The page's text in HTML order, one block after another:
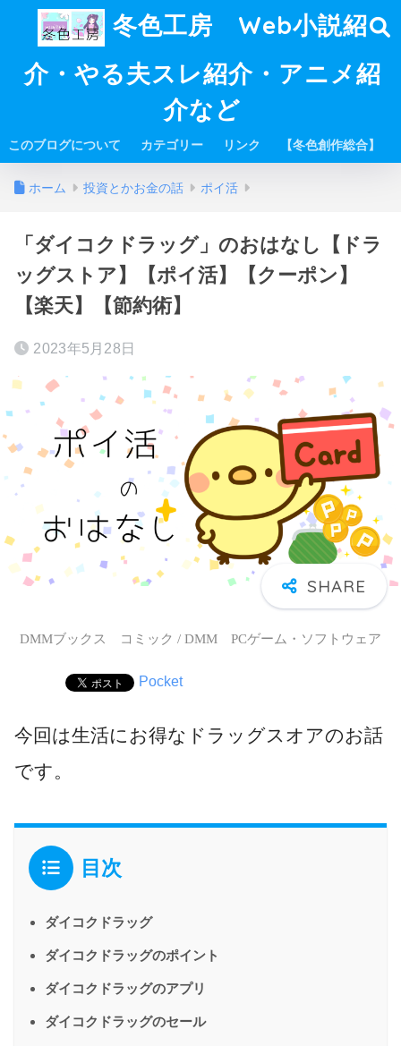
冬色工房 Web小説紹
介・やる夫スレ紹介・アニメ紹
介など
このブログについて カテゴリー リンク 【冬色創作総合】
ホーム 投資とかお金の話 ポイ活
「ダイコクドラッグ」のおはなし【ドラ
ッグストア】【ポイ活】【クーポン】
【楽天】【節約術】
2023年5月28日
DMMブックス コミック / DMM PCゲーム・ソフトウェア
Pocket
今回は生活にお得なドラッグスオアのお話
です。
目次
ダイコクドラッグ
ダイコクドラッグのポイント
ダイコクドラッグのアプリ
ダイコクドラッグのセール